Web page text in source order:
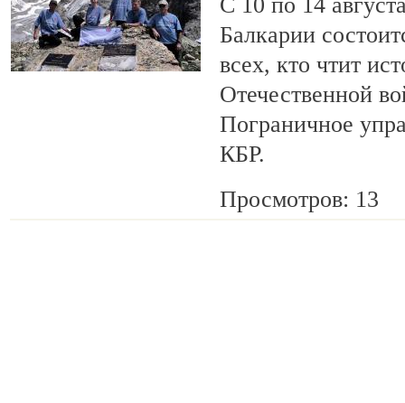
С 10 по 14
Балкарии
всех, кто чтит
Отечественной
Пограничное
КБР.
Просмотров: 13